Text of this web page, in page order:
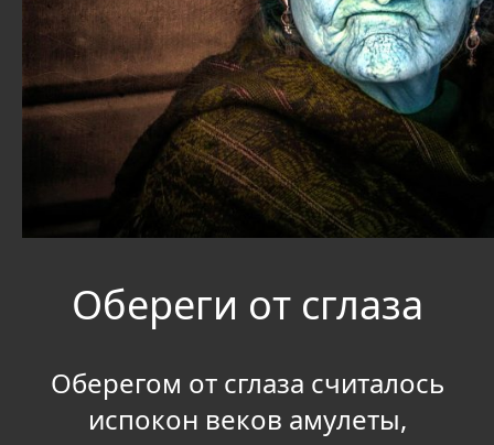
Обереги от сглаза
Оберегом от сглаза считалось
испокон веков амулеты,